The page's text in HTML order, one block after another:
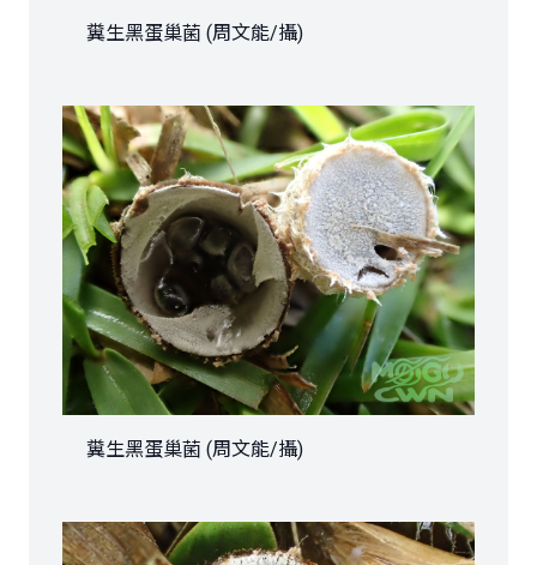
糞生黑蛋巢菌 (周文能/攝)
糞生黑蛋巢菌 (周文能/攝)